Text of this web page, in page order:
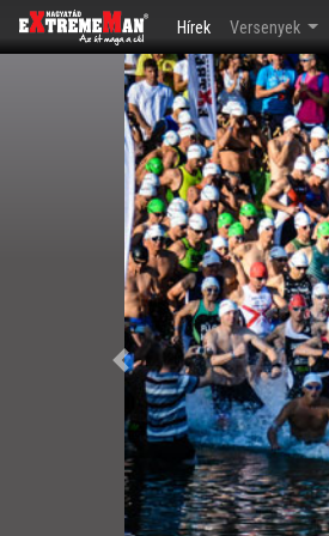
Hírek(current)
Versenyek
Előző